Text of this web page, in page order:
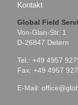
Kontakt
Global Field
Von-Glan-Str. 1
D-26847 Detern
Tel.: +49 4957
Fax: +49 4957
E-Mail: